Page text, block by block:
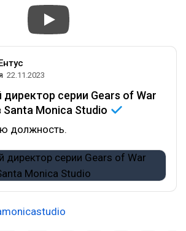
22.11.2023
серии Gears of War
Santa Monica Studio
должность.